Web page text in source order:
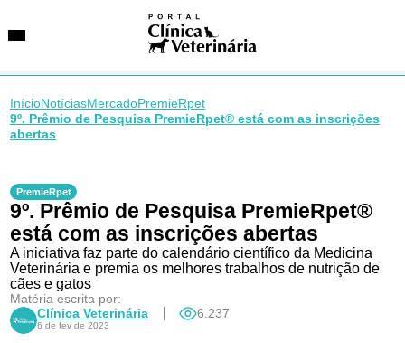
Especialidades
InícioNotíciasMercadoPremieRpet
9º. Prêmio de Pesquisa PremieRpet® está com as inscrições
abertas
PremieRpet
9º. Prêmio de Pesquisa PremieRpet®
está com as inscrições abertas
A iniciativa faz parte do calendário científico da Medicina
Veterinária e premia os melhores trabalhos de nutrição de
cães e gatos
Matéria escrita por:
Clínica Veterinária
6 de fev de 2023
6.237